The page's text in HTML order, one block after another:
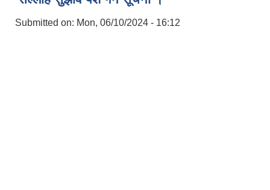
Submitted on: Mon, 06/10/2024 - 16:12